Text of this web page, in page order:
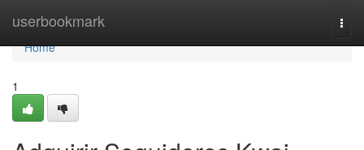
userbookmark
Home
Home
1